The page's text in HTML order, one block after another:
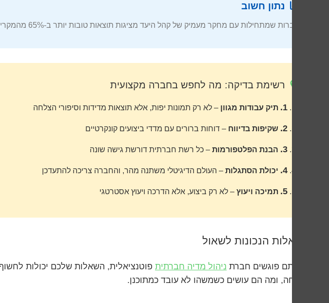
נתון חשוב
חברות שמתחילות עם מחקר מעמיק של קהל היעד מציגות תוצאות טובות יותר ב-65% מהמקרים לעומת חברות שמתחילות ישר עם יצירת תוכן.
רשימת בדיקה: מה לחפש בחברה מקצועית
1. תיק עבודות מגוון – לא רק תמונות יפות, אלא תוצאות מדידות וסיפורי הצלחה
2. שקיפות בדיווח – דוחות ברורים עם מדדי ביצועים קונקרטיים
3. הבנת הפלטפורמות – כל רשת חברתית דורשת גישה שונה
4. יכולת הסתגלות – העולם הדיגיטלי משתנה מהר, והחברה צריכה להתעדכן
5. תמיכה ויעוץ – לא רק ביצוע, אלא הדרכה ויעוץ אסטרטגי
השאלות הנכונות לשאול
כשאתם פוגשים חברת ניהול מדיה חברתית פוטנציאלית, השאלות שלכם יכולות
הצלחה, ומה הם עושים כשמשהו לא עובד כמתוכנן.